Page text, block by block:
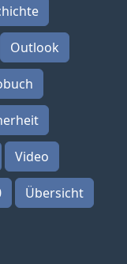
Outlook
Video
Übersicht